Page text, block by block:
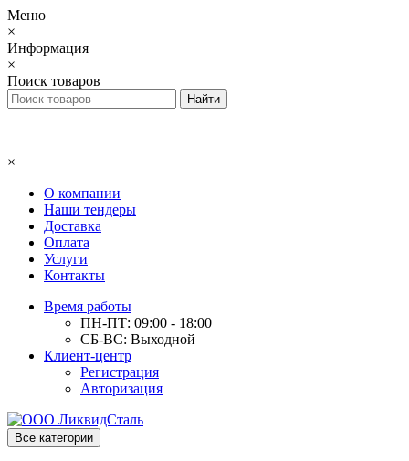
Меню
×
Информация
×
Поиск товаров
×
О компании
Наши тендеры
Доставка
Оплата
Услуги
Контакты
Время работы
ПН-ПТ: 09:00 - 18:00
СБ-ВС: Выходной
Клиент-центр
Регистрация
Авторизация
Все категории